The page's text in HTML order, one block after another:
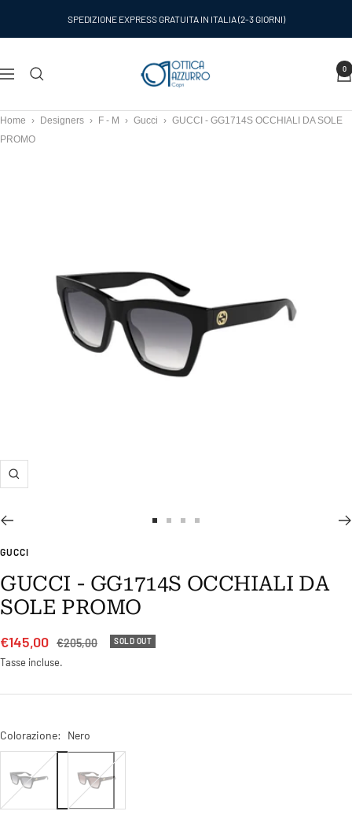
SPEDIZIONE EXPRESS GRATUITA IN ITALIA (2-3 GIORNI)
Navigazione
Ottica
Azzurro
0
Home › Designers › F - M › Gucci › GUCCI - GG1714S OCCHIALI DA SOLE
PROMO
Ingrandisci
2 3
4
GUCCI
GUCCI - GG1714S OCCHIALI DA
SOLE PROMO
Prezzo
di
€145,00 Prezzo
regolare
€205,00 SOLD OUT
Tasse incluse.
Colorazione:
Nero
Tartarugato